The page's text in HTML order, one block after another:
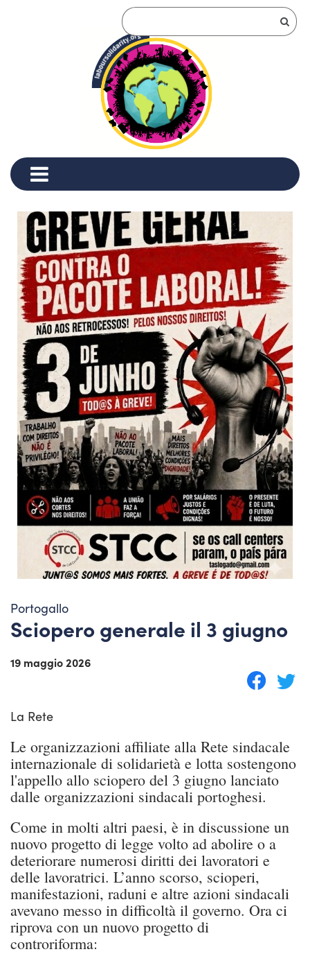
Portogallo
Sciopero generale il 3 giugno
19 maggio 2026
La Rete
Le organizzazioni affiliate alla Rete sindacale
internazionale di solidarietà e lotta sostengono
l'appello allo sciopero del 3 giugno lanciato
dalle organizzazioni sindacali portoghesi.
Come in molti altri paesi, è in discussione un
nuovo progetto di legge volto ad abolire o a
deteriorare numerosi diritti dei lavoratori e
delle lavoratrici. L’anno scorso, scioperi,
manifestazioni, raduni e altre azioni sindacali
avevano messo in difficoltà il governo. Ora ci
riprova con un nuovo progetto di
controriforma: